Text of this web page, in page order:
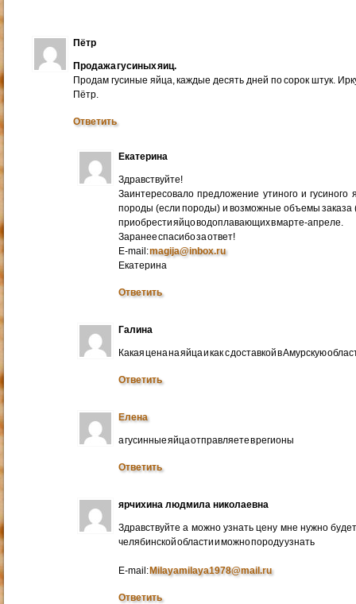
Пётр
Продажа гусиных яиц.
Продам гусиные яйца, каждые десять дней по сорок штук.
Пётр.
Ответить
Екатерина
Здравствуйте!
Заинтересовало предложение утиного и
породы (если породы) и возможные объемы заказа
приобрести яйцо водоплавающих в марте-апреле.
Заранее спасибо за ответ!
E-mail:magija@inbox.ru
Екатерина
Ответить
Галина
Какая цена на яйца и как с доставкой в Амурскую
Ответить
Елена
а гусинные яйца отправляете в регионы
Ответить
ярчихина людмила николаевна
Здравствуйте а можно узнать цену мне нужно
челябинской области и можно породу узнать
E-mail:Milayamilaya1978@mail.ru
Ответить